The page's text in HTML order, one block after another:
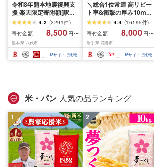
令和8年熊本地震復興支
援 楽天限定寄附額[訳あ
り]牛タン 500g〜2kg 肉
牛肉 訳あり 牛タン 冷凍
小分け 厚切り 薄切り 食
べ比べ 500g 1kg 1.5kg
2kg 牛 人気 ビーフ 牛た
ん ふるさと納税 ランキ
4.2 (2291件)
寄付金額
8,500 円〜
熊本県 八代市
13サイトで比較
＼総合1位常連 高リピー
ト率&衝撃の厚み10mm
厚切り牛タン 塩味/ ≪ス
ピード発送!!10営業日以
内発送≫ 選べる内容量
500g / 1kg 定期便 毎月
届く 牛肉 肉 BBQ ふるさ
と 人気 ランキング 岩手
4.4 (16195件)
寄付金額
8,000 円〜
岩手県 花巻市
15サイトで比較
米・パン 人気の品ランキング
1 2